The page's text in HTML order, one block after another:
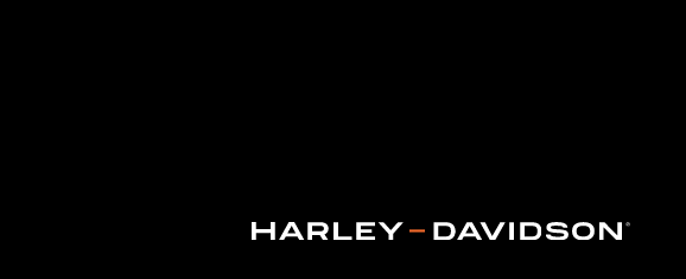
WAARSCHUWING:Gebruik uitsluitend H-D®
banden of het gebruik van